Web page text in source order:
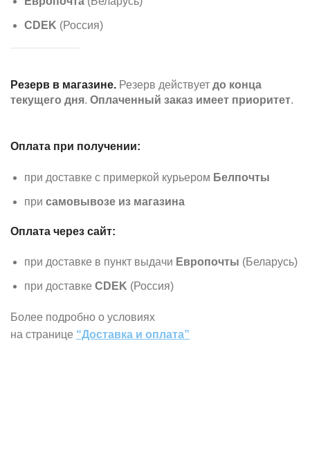
CDEK (Россия)
Резерв в магазине. Резерв действует до конца
текущего дня. Оплаченный заказ имеет приоритет.
Оплата при получении:
при доставке с примеркой курьером Белпочты
при самовывозе из магазина
Оплата через сайт:
при доставке в пункт выдачи Европочты (Беларусь)
при доставке CDEK (Россия)
Более подробно о условиях
на странице “Доставка и оплата”